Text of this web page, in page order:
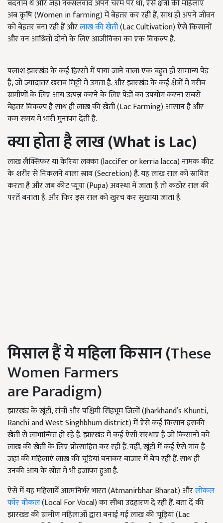
बदनाम थे और जहां नक्सलवाद अपने चरम पर था, ऐसे क्षेत्रों की महिलाएं
अब कृषि (Women in farming) में बेहतर कर रही हैं, साथ ही अपने जीवन
को बेहतर बना रही हैं औरलाख की खेती(Lac Cultivation) ऐसे किसानों
और वन आश्रितों दोनों के लिए आजीविका का एक विकल्प है.
पलाश झारखंड के कई हिस्सों में पाया जाने वाला एक बहुत ही सामान्य पेड़
है, जो ज्यादातर खराब मिट्टी में उगता है. और झारखंड के कई क्षेत्रों में गरीब
ग्रामीणों के लिए आय उत्पन्न करने के लिए पेड़ों का उपयोग करना सबसे
बेहतर विकल्प है साथ ही लाख की खेती (Lac Farming) आसान है और
कम समय में भारी मुनाफा देती है.
क्या होता है लाख (What is Lac)
लाख लैक्सिफर या केरिया लक्का (laccifer or kerria lacca) नामक कीट
के शरीर से निकलने वाला स्राव (Secretion) है. यह लाख राल को स्रावित
करता है और जब कीट प्यूपा (Pupa) अवस्था में जाता है तो कठोर राल की
परतें बनाता है. और फिर इस राल को खुरच कर सुखाया जाता है.
मिसालहैं ये महिला किसान (These
Women Farmers
are Paradigm)
झारखंड के खूंटी, रांची और पश्चिमी सिंहभूम जिलों (Jharkhand’s Khunti,
Ranchi and West Singhbhum district) में ऐसे कई किसान इसकी
खेती से लाभान्वित हो रहे हैं. झारखंड में कई ऐसी संस्थाएं हैं जो किसानों को
लाख की खेती के लिए प्रोत्साहित कर रही हैं. वहीं, खूंटी में कई ऐसे गांव हैं
जहां की महिलाएं लाख की चूड़ियां बनाकर बाजार में बेच रही हैं. साथ ही
उनकी आय के स्रोत में भी इजाफा हुआ है.
ऐसे में यह महिलायें आत्मनिर्भर भारत (Atmanirbhar Bharat) औरलोकल
फॉर वोकल(Local For Vocal) का सीधा उदहारण दे रही हैं. बता दें की
झारखंड की ग्रामीण महिलाओं द्वारा बनाई गई लाख की चूड़ियां (Lac